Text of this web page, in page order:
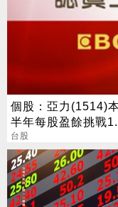
個股：亞力(1514)
半年每股盈餘挑戰
台股